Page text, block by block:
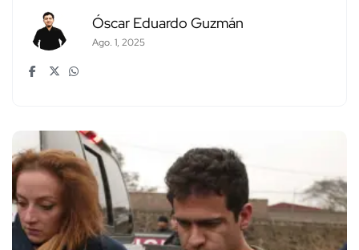
Óscar Eduardo Guzmán
Ago. 1, 2025